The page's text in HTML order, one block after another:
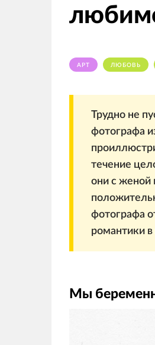
АРТ ЛЮБОВЬ
Трудно не
фотографа
течение
они с женой
фотографа
романтики
Мы